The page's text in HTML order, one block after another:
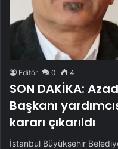
Editör 0 4
SON DAKİKA:
Başkanı
kararı çıkarıldı
İstanbul Büyükşehir